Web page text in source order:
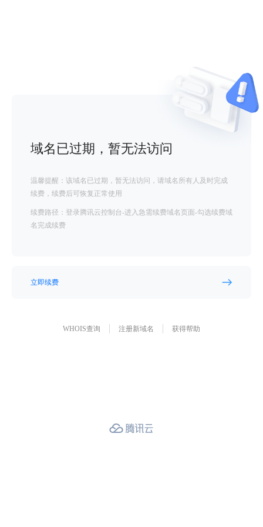
域名已过期，暂无法访问
温馨提醒：该域名已过期，暂无法访问，请域名所有人及时完成
续费，续费后可恢复正常使用
续费路径：登录腾讯云控制台-进入急需续费域名页面-勾选续费域
名完成续费
立即续费
WHOIS查询 注册新域名 获得帮助